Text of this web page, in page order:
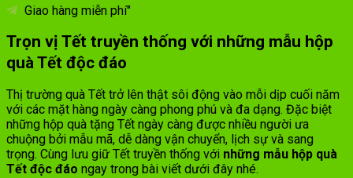
Giao hàng miễn phí"
Trọn vị Tết truyền thống với những mẫu hộp
quà Tết độc đáo
Thị trường quà Tết trở lên thật sôi động vào mỗi dịp cuối năm
với các mặt hàng ngày càng phong phú và đa dạng. Đặc biệt
những hộp quà tặng Tết ngày càng được nhiều người ưa
chuộng bởi mẫu mã, dễ dàng vận chuyển, lịch sự và sang
trọng. Cùng lưu giữ Tết truyền thống với những mẫu hộp quà
Tết độc đáo ngay trong bài viết dưới đây nhé.